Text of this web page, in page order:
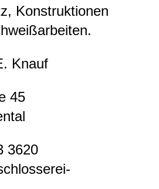
Konstruktionen
Knauf
45
3620